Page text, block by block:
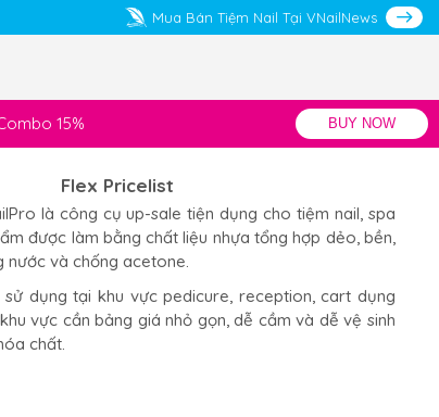
Mua Bán Tiệm Nail Tại VNailNews
15% BUY NOW
Flex Pricelist
là công cụ up-sale tiện dụng cho tiệm nail, spa
được làm bằng chất liệu nhựa tổng hợp dẻo, bền,
nước và chống acetone.
sử dụng tại khu vực pedicure, reception, cart dụng
vực cần bảng giá nhỏ gọn, dễ cầm và dễ vệ sinh
chất.